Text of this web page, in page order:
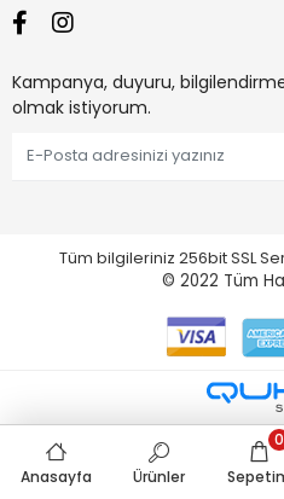
Kampanya, duyuru,
olmak istiyorum.
Tüm bilgileriniz 256bit SSL
© 2022 Tüm
Anasayfa Ürünler
0